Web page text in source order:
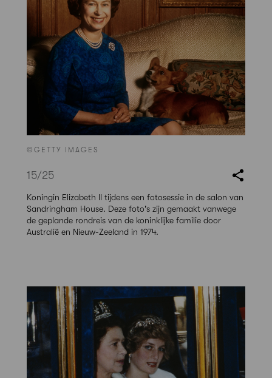
©GETTY IMAGES
15/25
Koningin Elizabeth II tijdens een fotosessie in de salon van
Sandringham House. Deze foto's zijn gemaakt vanwege
de geplande rondreis van de koninklijke familie door
Australië en Nieuw-Zeeland in 1974.